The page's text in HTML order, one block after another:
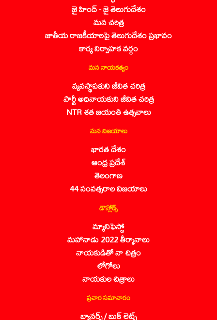
జై హింద్ - జై తెలుగుదేశం
మన చరిత్ర
జాతీయ రాజకీయాలపై తెలుగుదేశం ప్రభావం
కార్య నిర్వాహక వర్గం
మన నాయకత్వం
వ్యవస్థాపకుని జీవిత చరిత్ర
పార్టీ అధినాయకుని జీవిత చరిత్ర
NTR శత జయంతి ఉత్సవాలు
మన విజయాలు
భారత దేశం
ఆంధ్ర ప్రదేశ్
తెలంగాణ
44 సంవత్సరాల విజయాలు
డౌన్లోడ్స్
మ్యానిఫెస్టో
మహానాడు 2022 తీర్మానాలు
నాయకుడితో నా చిత్రం
లోగోలు
నాయకుల చిత్రాలు
ప్రచార సమాచారం
బ్యానర్స్ / బుక్ లెట్స్